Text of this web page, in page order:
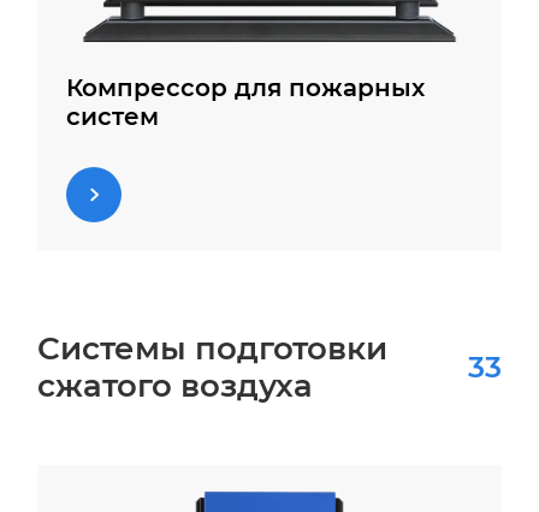
Компрессор для пожарных
систем
Системы подготовки
сжатого воздуха
33